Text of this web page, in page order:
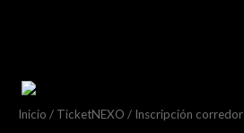
Inicio / TicketNEXO / Inscripción corredor
1
y